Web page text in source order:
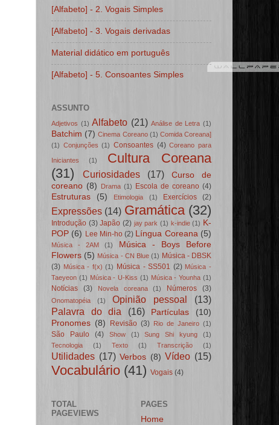
[Alfabeto] - 2. Vogais Simples
[Alfabeto] - 3. Vogais derivadas
Material didático em português
[Alfabeto] - 5. Consoantes Simples
ASSUNTO
Adjetivos (1) Alfabeto (21) Análise de Letra (1)
Batchim (7) Cinema Coreano (1) Comida Coreana]
(1) Conjunções (1) Consoantes (4) Coreano para
Iniciantes (1)
Cultura Coreana
(31)
Curiosidades (17)
Curso de
coreano (8) Drama (1) Escola de coreano (4)
Estruturas (5) Etimologia (1) Exercícios (2)
Expressões (14) Gramática (32)
Introdução (3) Japão (2) jay park (1) k-indie (1) K-
POP (6) Lee Min-ho (2) Língua Coreana (5)
Música - 2AM (1)
Música - Boys Before
Flowers (5) Música - CN Blue (1) Música - DBSK
(3) Música - f(x) (1) Música - SS501 (2) Música -
Taeyeon (1) Música - U-Kiss (1) Música - Younha (1)
Notícias (3) Novela coreana (1) Números (3)
Onomatopéia (1) Opinião pessoal
(13)
Palavra do dia
(16) Partículas
(10)
Pronomes (8) Revisão (3) Rio de Janeiro (1)
São Paulo (4) Show (1) Sung Shi kyung
(1)
Tecnologia
(1) Texto (1) Transcrição (1)
Utilidades (17) Verbos (8) Vídeo (15)
Vocabulário (41) Vogais (4)
TOTAL
PAGEVIEWS
PAGES
Home